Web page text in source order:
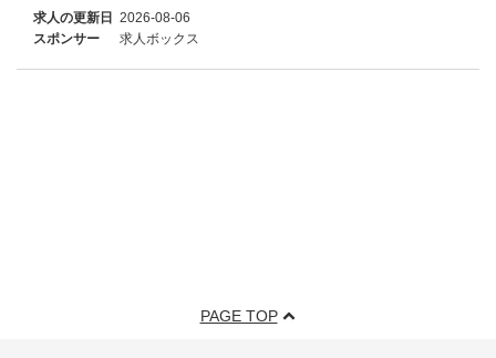
求人の更新日 2026-08-06
スポンサー
求人ボックス
PAGE TOP